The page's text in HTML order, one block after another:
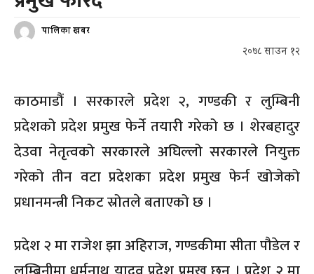
पालिका खबर
२०७८ साउन १२
काठमाडौं । सरकारले प्रदेश २, गण्डकी र लुम्बिनी
प्रदेशको प्रदेश प्रमुख फेर्ने तयारी गरेको छ । शेरबहादुर
देउवा नेतृत्वको सरकारले अघिल्लो सरकारले नियुक्त
गरेको तीन वटा प्रदेशका प्रदेश प्रमुख फेर्न खोजेको
प्रधानमन्त्री निकट स्रोतले बताएको छ ।
प्रदेश २ मा राजेश झा अहिराज, गण्डकीमा सीता पौडेल र